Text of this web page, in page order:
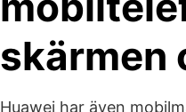
skärmen
Huawei har även